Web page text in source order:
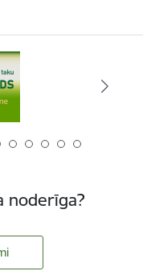
noderīga?